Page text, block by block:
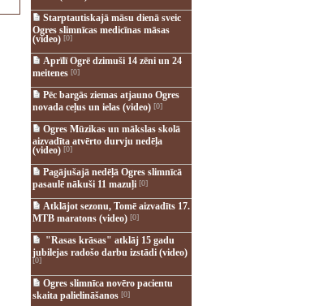
Starptautiskajā māsu dienā sveic
Ogres slimnīcas medicīnas māsas
(video)[0]
Aprīlī Ogrē dzimuši 14 zēni un 24
meitenes [0]
Pēc bargās ziemas atjauno Ogres
novada ceļus un ielas (video)[0]
Ogres Mūzikas un mākslas skolā
aizvadīta atvērto durvju nedēļa
(video)[0]
Pagājušajā nedēļā Ogres slimnīcā
pasaulē nākuši 11 mazuļi[0]
Atklājot sezonu, Tomē aizvadīts 17.
MTB maratons (video)[0]
"Rasas krāsas" atklāj 15 gadu
jubilejas radošo darbu izstādi (video)
[0]
Ogres slimnīca novēro pacientu
skaita palielināšanos [0]